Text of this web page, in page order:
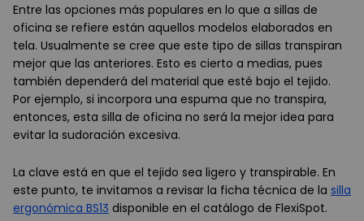
Entre las opciones más populares en lo que a sillas de
oficina se refiere están aquellos modelos elaborados en
tela. Usualmente se cree que este tipo de sillas transpiran
mejor que las anteriores. Esto es cierto a medias, pues
también dependerá del material que esté bajo el tejido.
Por ejemplo, si incorpora una espuma que no transpira,
entonces, esta silla de oficina no será la mejor idea para
evitar la sudoración excesiva.
La clave está en que el tejido sea ligero y transpirable. En
este punto, te invitamos a revisar la ficha técnica de la silla
ergonómica BS13 disponible en el catálogo de FlexiSpot.